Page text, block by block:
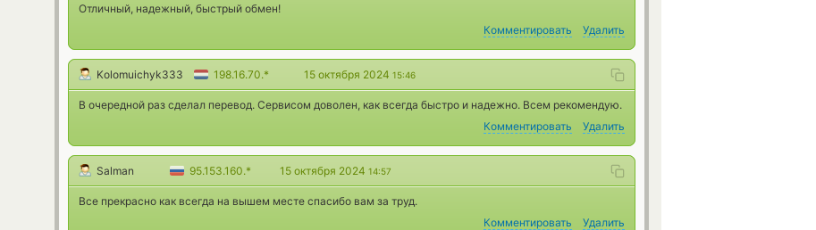
Отличный, надежный, быстрый обмен!
Комментировать
Удалить
Kolomuichyk333 198.16.70.* 15 октября 2024 15:46
В очередной раз сделал перевод. Сервисом доволен, как всегда быстро и надежно. Всем рекомендую.
Комментировать
Удалить
Salman 95.153.160.* 15 октября 2024 14:57
Все прекрасно как всегда на вышем месте спасибо вам за труд.
Комментировать
Удалить